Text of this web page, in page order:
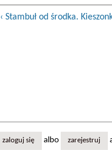
‹ Stambuł od środka.
zaloguj się albo zarejestruj